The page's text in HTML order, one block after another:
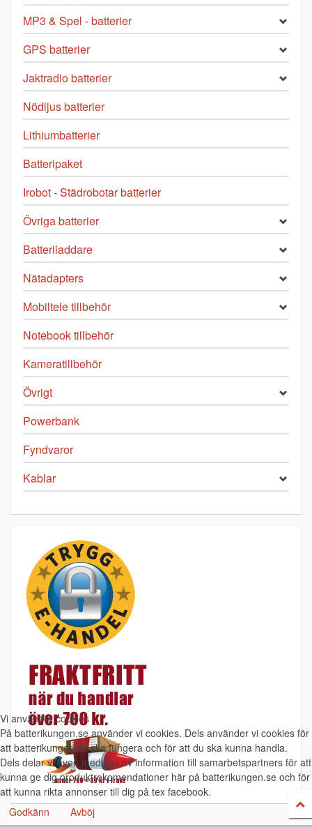
MP3 & Spel - batterier
GPS batterier
Jaktradio batterier
Nödljus batterier
Lithiumbatterier
Batteripaket
Irobot - Städrobotar batterier
Övriga batterier
Batteriladdare
Nätadapters
Mobiltele tillbehör
Notebook tillbehör
Kameratillbehör
Övrigt
Powerbank
Fyndvaror
Kablar
Vi använder cookies
På batterikungen.se använder vi cookies. Dels använder vi cookies för
att batterikungen.se ska fungera och för att du ska kunna handla.
Dels delar vi även med oss av information till samarbetspartners för att
kunna ge dig produktrekomendationer här på batterikungen.se och för
att kunna rikta annonser till dig på tex facebook.
Godkänn
Avböj